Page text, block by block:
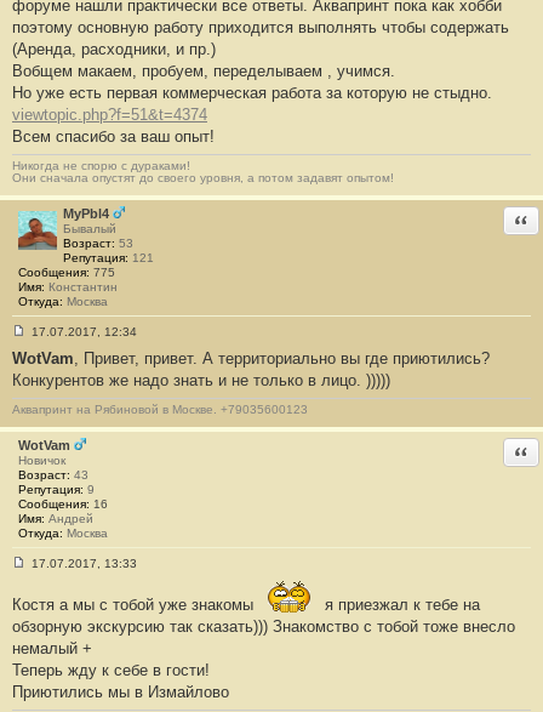
и
#
1
3
1
0
форуме нашли практически все ответы. Аквапринт пока как хобби
поэтому основную работу приходится выполнять чтобы содержать
(Аренда, расходники, и пр.)
Вобщем макаем, пробуем, переделываем , учимся.
Но уже есть первая коммерческая работа за которую не стыдно.
viewtopic.php?f=51&t=4374
Всем спасибо за ваш опыт!
Никогда не спорю с дураками!
Они сначала опустят до своего уровня, а потом задавят опытом!
MyPbl4
Бывалый
Возраст: 53
Репутация: 121
Сообщения: 775
Имя: Константин
Откуда: Москва
о
б
щ
е
н
и
е
#
1
3
1
1
17.07.2017, 12:34
WotVam, Привет, привет. А территориально вы где приютились?
Конкурентов же надо знать и не только в лицо. )))))
Аквапринт на Рябиновой в Москве. +79035600123
WotVam
Новичок
Возраст: 43
Репутация: 9
Сообщения: 16
Имя: Андрей
Откуда: Москва
о
б
щ
е
и
е
17.07.2017, 13:33
Костя а мы с тобой уже знакомы
я приезжал к тебе на
обзорную экскурсию так сказать))) Знакомство с тобой тоже внесло
немалый +
Теперь жду к себе в гости!
Приютились мы в Измайлово